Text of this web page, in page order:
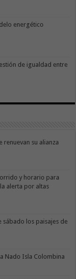
energético
de igualdad entre
renuevan su alianza
y horario para
alerta por altas
sábado los paisajes de
Nado Isla Colombina